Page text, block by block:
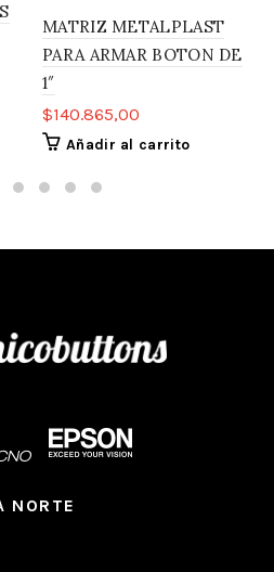
MATRIZ METALPLAST
PARA ARMAR BOTON DE
1″
$140.865,00
Añadir al carrito
NORTE